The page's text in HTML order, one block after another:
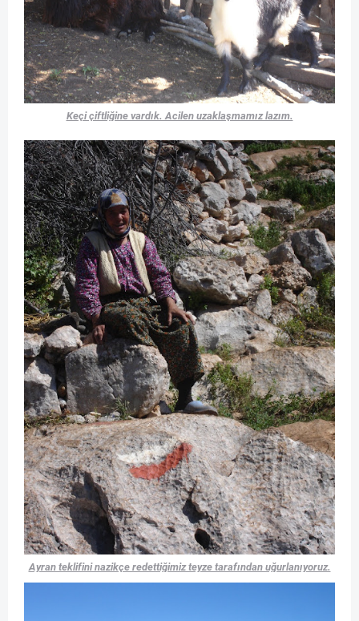
Keçi çiftliğine vardık. Acilen uzaklaşmamız lazım.
Ayran teklifini nazikçe redettiğimiz teyze tarafından uğurlanıyoruz.